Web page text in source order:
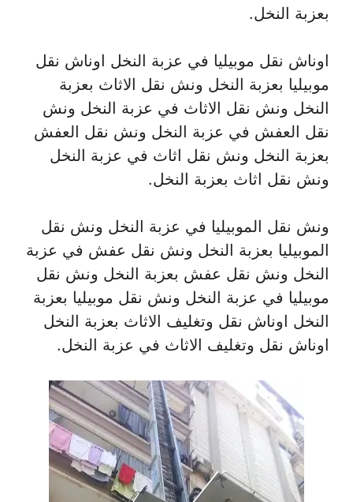
بعزبة النخل.
اوناش نقل موبيليا في عزبة النخل اوناش نقل
موبيليا بعزبة النخل ونش نقل الاثاث بعزبة
النخل ونش نقل الاثاث في عزبة النخل ونش
نقل العفش في عزبة النخل ونش نقل العفش
بعزبة النخل ونش نقل اثاث في عزبة النخل
ونش نقل اثاث بعزبة النخل.
ونش نقل الموبيليا في عزبة النخل ونش نقل
الموبيليا بعزبة النخل ونش نقل عفش في عزبة
النخل ونش نقل عفش بعزبة النخل ونش نقل
موبيليا في عزبة النخل ونش نقل موبيليا بعزبة
النخل اوناش نقل وتغليف الاثاث بعزبة النخل
اوناش نقل وتغليف الاثاث في عزبة النخل.